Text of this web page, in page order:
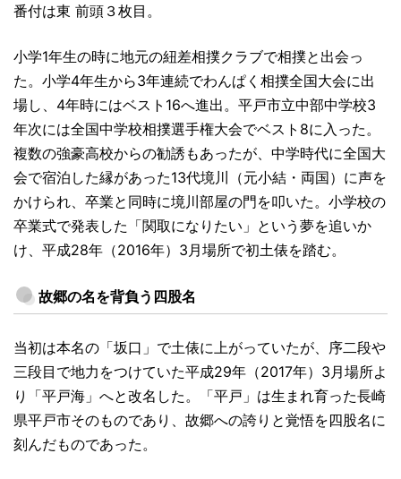
番付は東 前頭３枚目。
小学1年生の時に地元の紐差相撲クラブで相撲と出会っ
た。小学4年生から3年連続でわんぱく相撲全国大会に出
場し、4年時にはベスト16へ進出。平戸市立中部中学校3
年次には全国中学校相撲選手権大会でベスト8に入った。
複数の強豪高校からの勧誘もあったが、中学時代に全国大
会で宿泊した縁があった13代境川（元小結・両国）に声を
かけられ、卒業と同時に境川部屋の門を叩いた。小学校の
卒業式で発表した「関取になりたい」という夢を追いか
け、平成28年（2016年）3月場所で初土俵を踏む。
故郷の名を背負う四股名
当初は本名の「坂口」で土俵に上がっていたが、序二段や
三段目で地力をつけていた平成29年（2017年）3月場所よ
り「平戸海」へと改名した。「平戸」は生まれ育った長崎
県平戸市そのものであり、故郷への誇りと覚悟を四股名に
刻んだものであった。